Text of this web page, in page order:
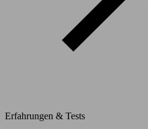
Erfahrungen & Tests